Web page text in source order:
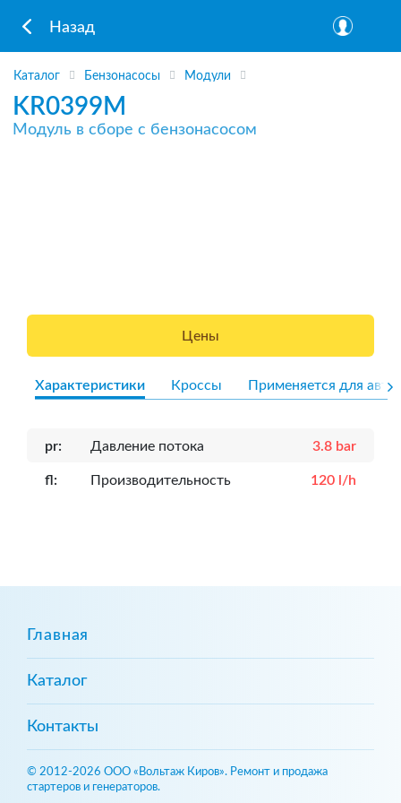
Назад
Каталог Бензонасосы Модули
KR0399M
Модуль в сборе с бензонасосом
Цены
Характеристики Кроссы Применяется для авто
pr: Давление потока 3.8 bar
fl: Производительность 120 l/h
Главная
Каталог
Контакты
© 2012-2026 ООО «Вольтаж Киров». Ремонт и продажа
стартеров и генераторов.